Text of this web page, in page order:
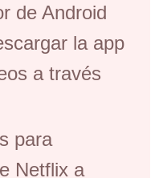
de Android
la app
a través
para
Netflix a